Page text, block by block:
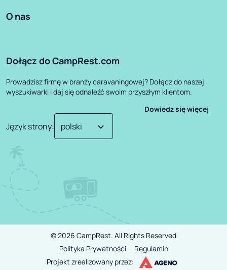
O nas
Dołącz do CampRest.com
Prowadzisz firmę w branży caravaningowej? Dołącz do naszej
wyszukiwarki i daj się odnaleźć swoim przyszłym klientom.
Dowiedz się więcej
Język strony:
©2026 CampRest. All Rights Reserved
Polityka Prywatności
Regulamin
Projekt zrealizowany przez: